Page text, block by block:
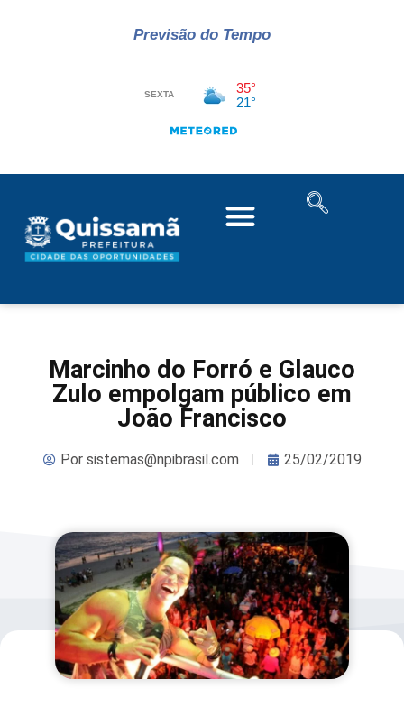
Previsão do Tempo
Marcinho do Forró e Glauco
Zulo empolgam público em
João Francisco
Porsistemas@npibrasil.com 25/02/2019